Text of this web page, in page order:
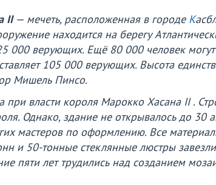
II— мечеть, расположенная в городе К
находится на берегу
000 верующих. Ещё 80 000 человек
105 000 верующих. Высота
Мишель Пинсо.
при власти короля Марокко Хасана II .
Однако, здание не открывалось до 30
мастеров по оформлению. Все
и 50-тонные стеклянные люстры
пяти лет трудились над созданием